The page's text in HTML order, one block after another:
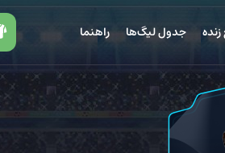
زنده جدول لیگ‌ها راهنما